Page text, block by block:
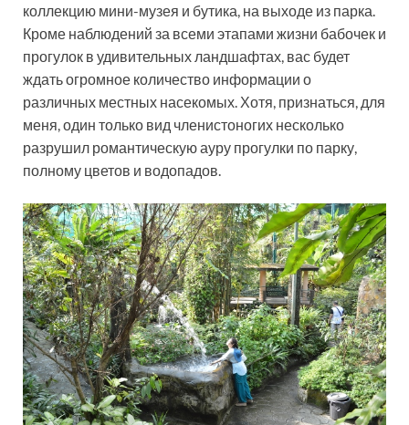
коллекцию мини-музея и бутика, на выходе из парка.
Кроме наблюдений за всеми этапами жизни бабочек и
прогулок в удивительных ландшафтах, вас будет
ждать огромное количество информации о
различных местных насекомых. Хотя, признаться, для
меня, один только вид членистоногих несколько
разрушил романтическую ауру прогулки по парку,
полному цветов и водопадов.